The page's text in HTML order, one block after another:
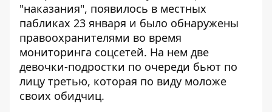
"наказания", появилось в местных
пабликах 23 января и было обнаружены
правоохранителями во время
мониторинга соцсетей. На нем две
девочки-подростки по очереди бьют по
лицу третью, которая по виду моложе
своих обидчиц.